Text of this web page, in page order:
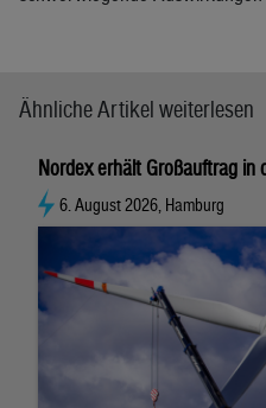
Ähnliche Artikel weiterlesen
Nordex erhält Großauftrag in
6. August 2026, Hamburg